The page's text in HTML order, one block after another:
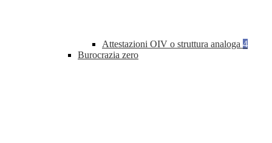
Attestazioni OIV o struttura analoga 4
Burocrazia zero